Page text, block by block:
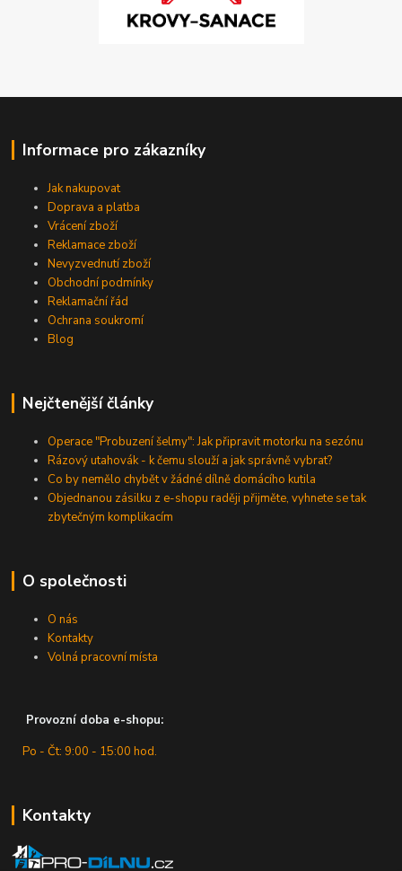
Informace pro zákazníky
Jak nakupovat
Doprava a platba
Vrácení zboží
Reklamace zboží
Nevyzvednutí zboží
Obchodní podmínky
Reklamační řád
Ochrana soukromí
Blog
Nejčtenější články
Operace "Probuzení šelmy": Jak připravit motorku na sezónu
Rázový utahovák - k čemu slouží a jak správně vybrat?
Co by nemělo chybět v žádné dílně domácího kutila
Objednanou zásilku z e-shopu raději přijměte, vyhnete se tak
zbytečným komplikacím
O společnosti
O nás
Kontakty
Volná pracovní místa
Provozní doba e-shopu:
Po - Čt: 9:00 - 15:00 hod.
Kontakty